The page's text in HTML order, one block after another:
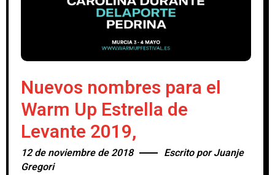
Nuevos nombres para el
Warm Up Estrella de
Levante 2019,
12 de noviembre de 2018 Escrito porJuanje
Gregori